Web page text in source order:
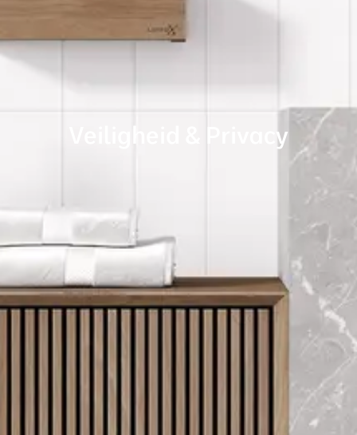
Veiligheid & Privacy